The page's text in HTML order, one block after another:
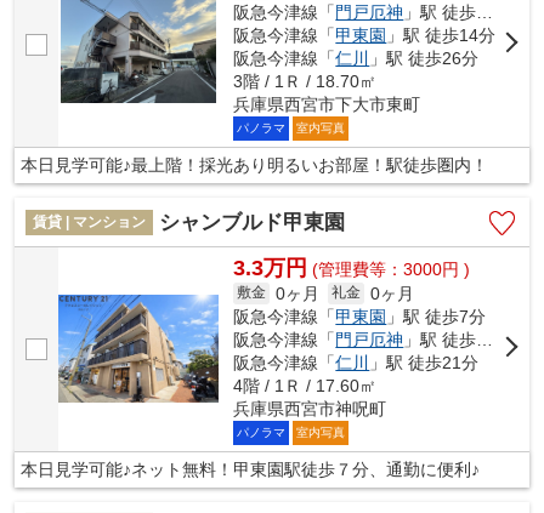
阪急今津線「 門戸厄神 」駅 徒歩10分
阪急今津線「甲東園 」駅 徒歩14分
阪急今津線「仁川
」駅 徒歩26分
3階 / 1Ｒ / 18.70㎡
兵庫県西宮市下大市東町
パノラマ 室内写真
本日見学可能♪最上階！採光あり明るいお部屋！駅徒歩圏内！
賃貸 | マンション シャンブルド甲東園
3.3万円 (管理費等：3000円 )
敷金 0ヶ月 礼金 0ヶ月
阪急今津線「甲東園 」駅 徒歩7分
阪急今津線「門戸厄神 」駅 徒歩8分
阪急今津線「仁川 」駅 徒歩21分
4階 / 1Ｒ / 17.60㎡
兵庫県西宮市神呪町
パノラマ 室内写真
本日見学可能♪ネット無料！甲東園駅徒歩７分、通勤に便利♪